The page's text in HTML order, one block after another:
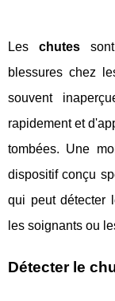
Les chutessont
blessures chez
souvent
rapidement et
tombées. Une
dispositif conçu
qui peut détecter
les soignants ou
Détecter le